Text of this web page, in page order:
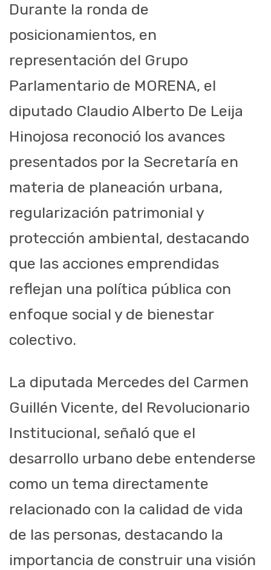
Durante la ronda de
posicionamientos, en
representación del Grupo
Parlamentario de MORENA, el
diputado Claudio Alberto De Leija
Hinojosa reconoció los avances
presentados por la Secretaría en
materia de planeación urbana,
regularización patrimonial y
protección ambiental, destacando
que las acciones emprendidas
reflejan una política pública con
enfoque social y de bienestar
colectivo.
La diputada Mercedes del Carmen
Guillén Vicente, del Revolucionario
Institucional, señaló que el
desarrollo urbano debe entenderse
como un tema directamente
relacionado con la calidad de vida
de las personas, destacando la
importancia de construir una visión